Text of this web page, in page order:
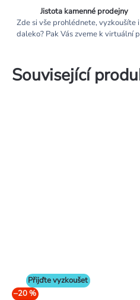
Jistota kamenné prodejny
Zde si vše prohlédnete, vyzkoušíte
daleko? Pak Vás zveme k virtuální
Související
Přijďte vyzkoušet
–20 %